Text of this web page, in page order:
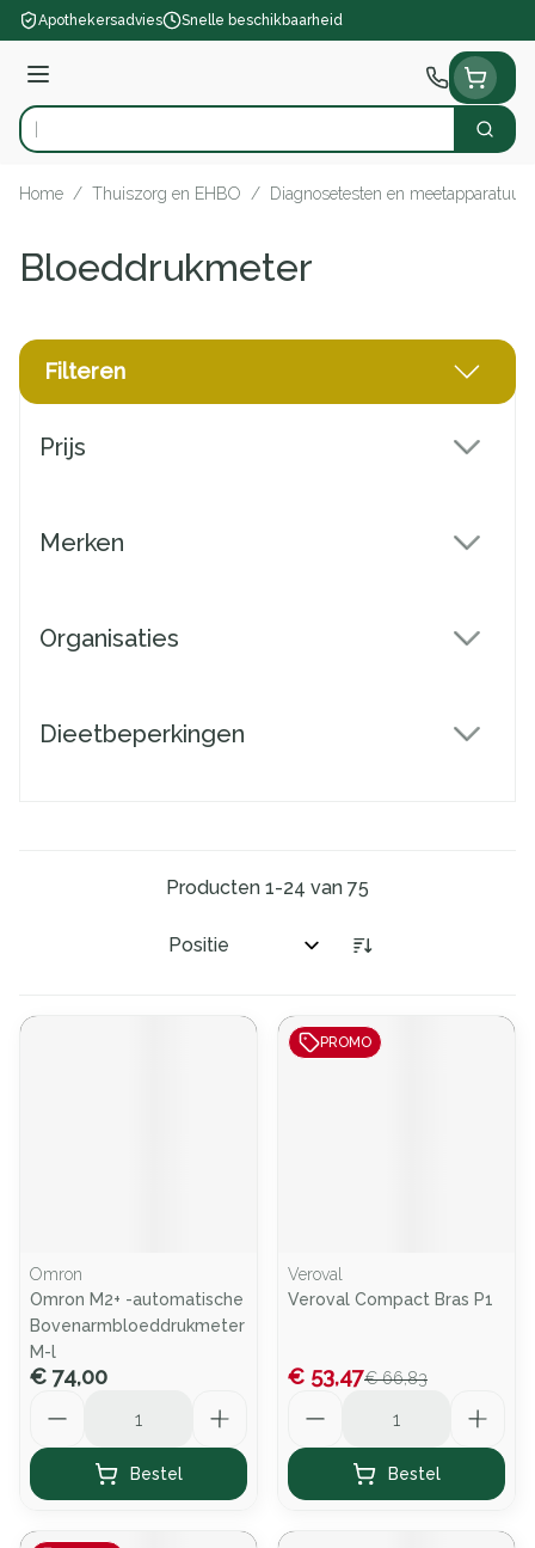
Ga naar de inhoud
Apothekersadvies Snelle beschikbaarheid
Menu
Product, merk, categorie... Zoek
Home / Thuiszorg en EHBO / Diagnosetesten en meetapparatuur
Bloeddrukmeter
Filteren
Prijs
Merken
Organisaties
Dieetbeperkingen
Producten 1-24 van 75
Sorteer op:
Omron
Omron M2+ -automatische
Bovenarmbloeddrukmeter
M-l
€ 74,00
Bestel
PROMO
Veroval
Veroval Compact Bras P1
€ 66,83
€ 53,47
Bestel